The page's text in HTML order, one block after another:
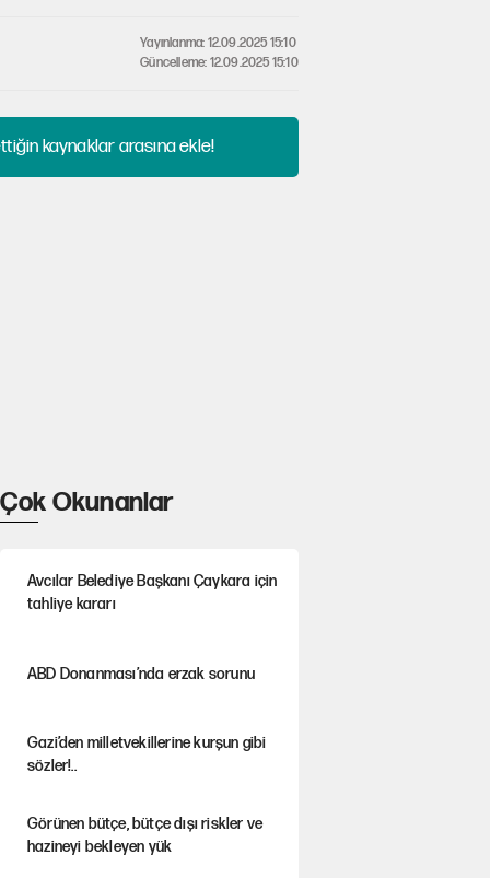
Yayınlanma: 12.09.2025 15:10
Güncelleme: 12.09.2025 15:10
kaynaklar arasına ekle!
Çok Okunanlar
Avcılar Belediye Başkanı Çaykara için
tahliye kararı
ABD Donanması’nda erzak sorunu
Gazi’den milletvekillerine kurşun gibi
sözler!..
Görünen bütçe, bütçe dışı riskler ve
hazineyi bekleyen yük